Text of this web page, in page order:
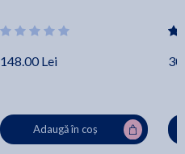
148.00 Lei
Adaugă în coș